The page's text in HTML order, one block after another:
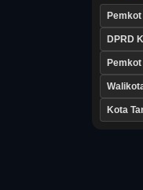
DPRD
Pemkot
Kota